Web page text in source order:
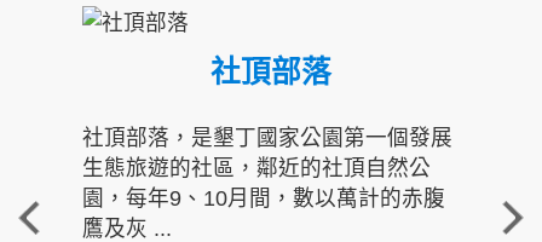
社頂部落
社頂部落，是墾丁國家公園第一個發展
生態旅遊的社區，鄰近的社頂自然公
園，每年9、10月間，數以萬計的赤腹
鷹及灰 ...
重
走進